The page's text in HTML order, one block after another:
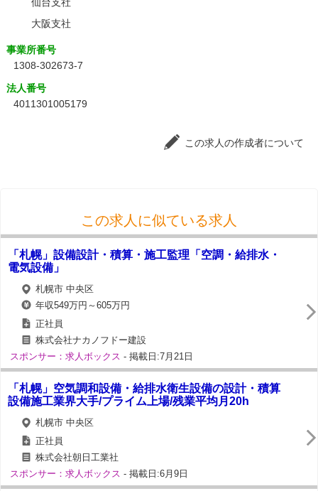
大阪支社
事業所番号
1308-302673-7
法人番号
4011301005179
この求人の作成者について
この求人に似ている求人
「札幌」設備設計・積算・施工監理「空調・給排水・
電気設備」
札幌市 中央区
年収549万円～605万円
正社員
株式会社ナカノフドー建設
スポンサー：求人ボックス - 掲載日:7月21日
「札幌」空気調和設備・給排水衛生設備の設計・積算
設備施工業界大手/プライム上場/残業平均月20h
札幌市 中央区
正社員
株式会社朝日工業社
スポンサー：求人ボックス - 掲載日:6月9日